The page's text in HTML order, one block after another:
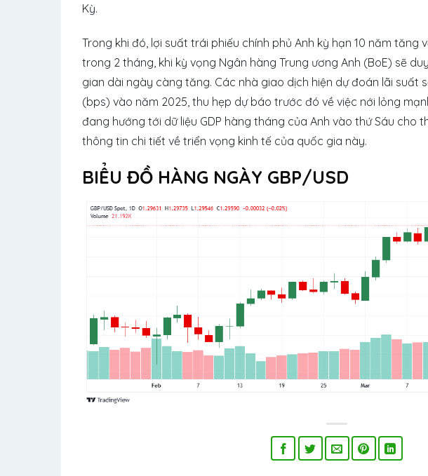
Kỳ.
Trong khi đó, lợi suất trái phiếu chính phủ Anh kỳ hạn 10 năm tăng
trong 2 tháng, khi kỳ vọng Ngân hàng Trung ương Anh (BoE) sẽ
gian dài ngày càng tăng. Các nhà giao dịch hiện dự đoán lãi suất
(bps) vào năm 2025, thu hẹp dự báo trước đó về việc nới lỏng
đang hướng tới dữ liệu GDP hàng tháng của Anh vào thứ Sáu cho
thông tin chi tiết về triển vọng kinh tế của quốc gia này.
BIỂU ĐỒ HÀNG NGÀY GBP/USD